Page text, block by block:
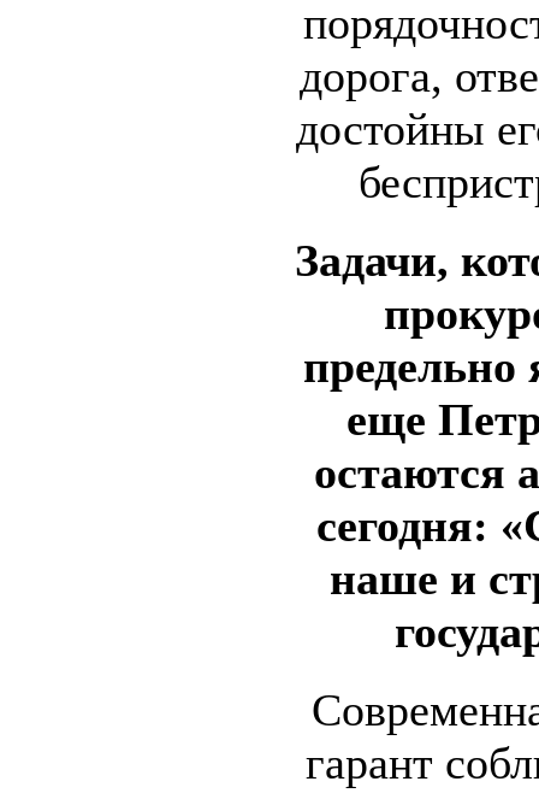
дорога,
достойны
Задачи,
предельно
еще
остаются
сегодня:
наше и
гарант